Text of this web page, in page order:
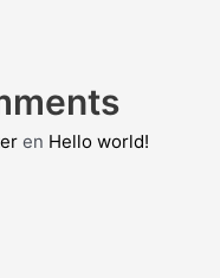
en Hello world!